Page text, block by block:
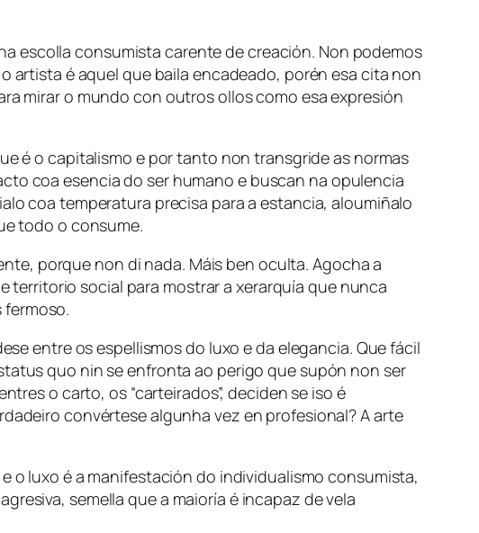
escolla consumista carente de creación. Non podemos
o artista é aquel que baila encadeado, porén esa cita non
mirar o mundo con outros ollos como esa expresión
é o capitalismo e por tanto non transgride as normas
coa esencia do ser humano e buscan na opulencia
coa temperatura precisa para a estancia, aloumiñalo
todo o consume.
porque non di nada. Máis ben oculta. Agocha a
social para mostrar a xerarquía que nunca
entre os espellismos do luxo e da elegancia. Que fácil
quo nin se enfronta ao perigo que supón non ser
o carto, os “carteirados”, deciden se iso é
convértese algunha vez en profesional? A arte
o luxo é a manifestación do individualismo consumista,
semella que a maioría é incapaz de vela